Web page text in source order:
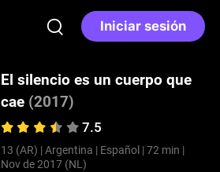
Iniciar sesión
El silencio es un cuerpo que
cae (2017)
7.5
13 (AR) | Argentina | Español | 72 min |
Nov de 2017 (NL)